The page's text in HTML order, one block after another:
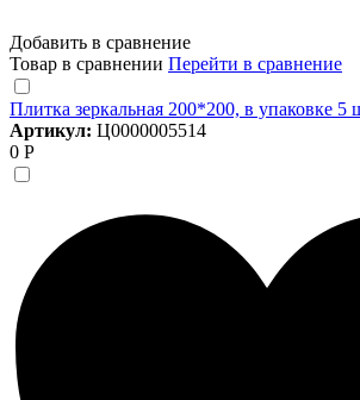
Добавить в сравнение
Товар в сравнении Перейти в сравнение
Плитка зеркальная 200*200, в упаковке 5
Артикул: Ц0000005514
0 Р